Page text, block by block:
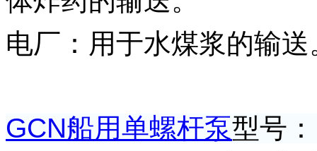
电厂：用于水煤浆的输送
GCN船用单螺杆泵型号：